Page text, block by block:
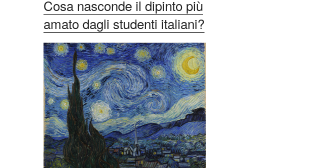
Cosa nasconde il dipinto più
amato dagli studenti italiani?